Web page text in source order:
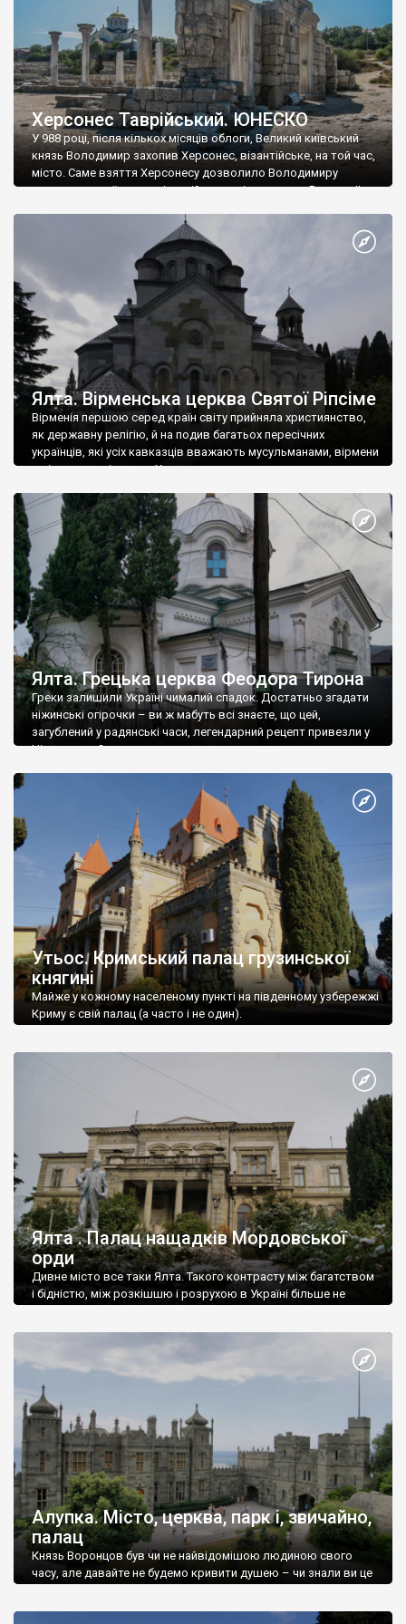
Херсонес Таврійський. ЮНЕСКО
У 988 році, після кількох місяців облоги, Великий київський
князь Володимир захопив Херсонес, візантійське, на той час,
місто. Саме взяття Херсонесу дозволило Володимиру
диктувати свої умови візантійському імператору Василю ІІ, та
Херсонесі Володимир-язичник, став Василем-християнином.
А потім було Хрещення Русі. На честь Херсонесу Таврійського
Ялта. Вірменська церква Святої Ріпсіме
Вірменія першою серед країн світу прийняла християнство,
як державну релігію, й на подив багатьох пересічних
українців, які усіх кавказців вважають мусульманами, вірмени
є відданими вірянами Христа
Ялта. Грецька церква Феодора Тирона
Греки залишили Україні чималий спадок. Достатньо згадати
ніжинські огірочки – ви ж мабуть всі знаєте, що цей,
загублений у радянські часи, легендарний рецепт привезли у
Ніжин греки?
Утьос. Кримський палац грузинської
княгині
Майже у кожному населеному пункті на південному узбережжі
Криму є свій палац (а часто і не один).
Ялта . Палац нащадків Мордовської
орди
Дивне місто все таки Ялта. Такого контрасту між багатством
і бідністю, між розкішшю і розрухою в Україні більше не
Алупка. Місто, церква, парк і, звичайно,
палац
Князь Воронцов був чи не найвідомішою людиною свого
часу, але давайте не будемо кривити душею – чи знали ви це